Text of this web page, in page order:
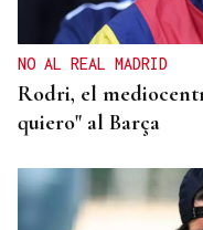
NO AL REAL MADRID
Rodri, el
quiero" al Barça